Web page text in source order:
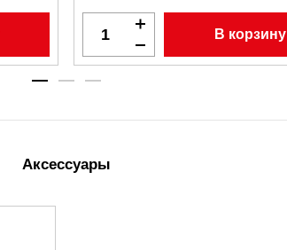
В корзину
Аксессуары